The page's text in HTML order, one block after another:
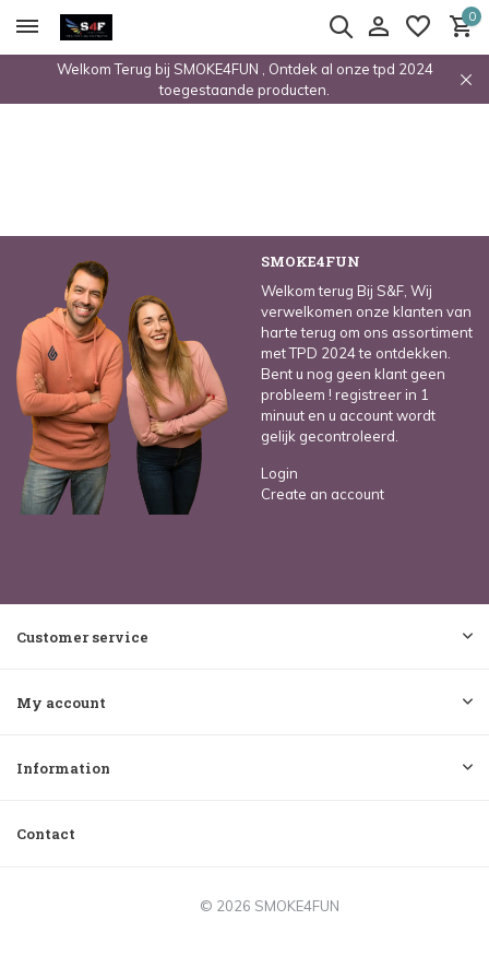
0
Welkom Terug bij SMOKE4FUN , Ontdek al onze tpd 2024
toegestaande producten.
SMOKE4FUN
Welkom terug Bij S&F, Wij
verwelkomen onze klanten van
harte terug om ons assortiment
met TPD 2024 te ontdekken.
Bent u nog geen klant geen
probleem ! registreer in 1
minuut en u account wordt
gelijk gecontroleerd.
Login
Create an account
Customer service
My account
Information
Contact
© 2026 SMOKE4FUN